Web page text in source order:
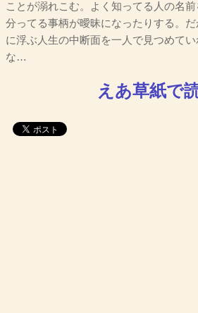
ことが溺れこむ。よく知ってる人の名
分ってる事柄が曖昧になったりする。
に浮ぶ人生の中断面を一人で見つめて
な…
えあ草紙で